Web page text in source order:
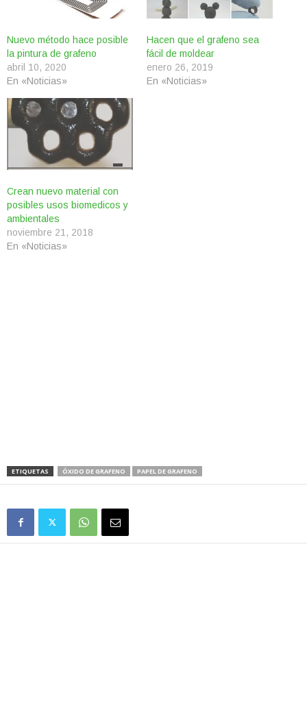
Nuevo método hace posible
la pintura de grafeno
abril 10, 2020
En «Noticias»
Hacen que el grafeno sea
fácil de moldear
enero 26, 2019
En «Noticias»
Crean nuevo material con
posibles usos biomedicos y
ambientales
noviembre 21, 2018
En «Noticias»
ETIQUETAS ÓXIDO DE GRAFENO PAPEL DE GRAFENO